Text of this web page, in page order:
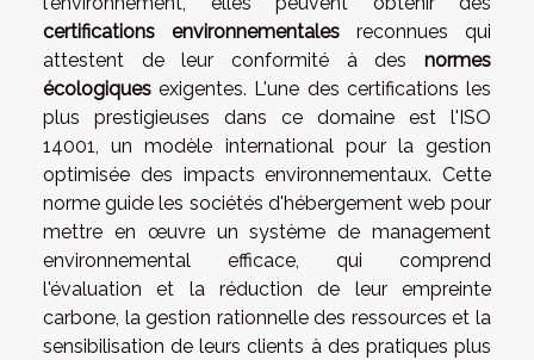
certifications environnementales reconnues qui
attestent de leur conformité à des normes
écologiques exigentes. L'une des certifications les
plus prestigieuses dans ce domaine est l'ISO
14001, un modèle international pour la gestion
optimisée des impacts environnementaux. Cette
norme guide les sociétés d'hébergement web pour
mettre en œuvre un système de management
environnemental efficace, qui comprend
l'évaluation et la réduction de leur empreinte
carbone, la gestion rationnelle des ressources et la
sensibilisation de leurs clients à des pratiques plus